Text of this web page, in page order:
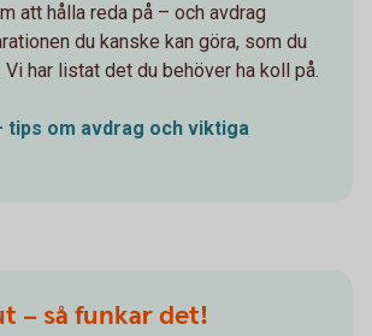
att hålla reda på – och avdrag
du kanske kan göra, som du
har listat det du behöver ha koll på.
tips om avdrag och viktiga
– så funkar det!